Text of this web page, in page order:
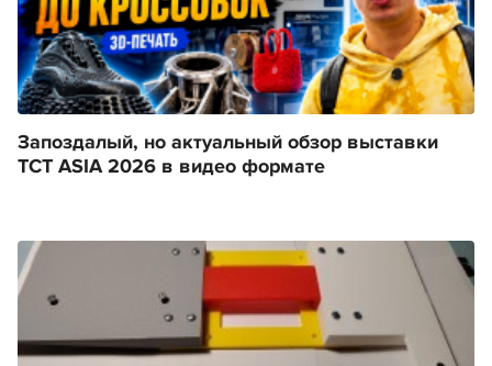
Запоздалый, но актуальный обзор выставки
TCT ASIA 2026 в видео формате